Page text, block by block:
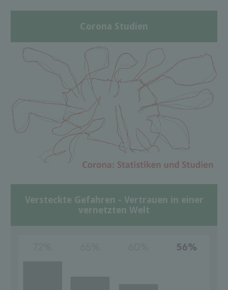
Corona Studien
Versteckte Gefahren - Vertrauen in einer
vernetzten Welt